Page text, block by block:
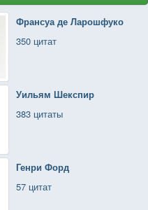
Франсуа де Ларошфуко
350 цитат
Уильям Шекспир
383 цитаты
Генри Форд
57 цитат